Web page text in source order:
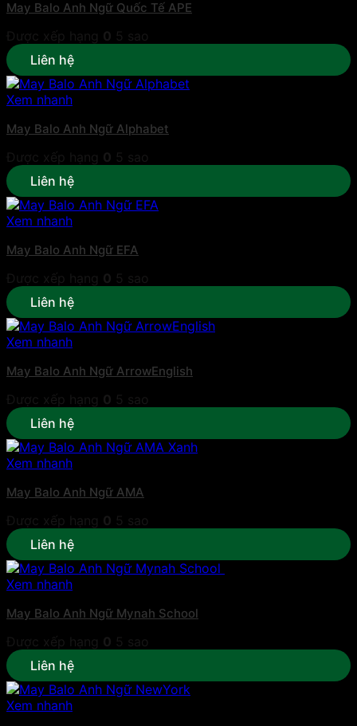
May Balo Anh Ngữ Quốc Tế APE
Liên hệ
Xem nhanh
May Balo Anh Ngữ Alphabet
Liên hệ
Xem nhanh
May Balo Anh Ngữ EFA
Liên hệ
Xem nhanh
May Balo Anh Ngữ ArrowEnglish
Liên hệ
Xem nhanh
May Balo Anh Ngữ AMA
Liên hệ
Xem nhanh
May Balo Anh Ngữ Mynah School
Liên hệ
Xem nhanh